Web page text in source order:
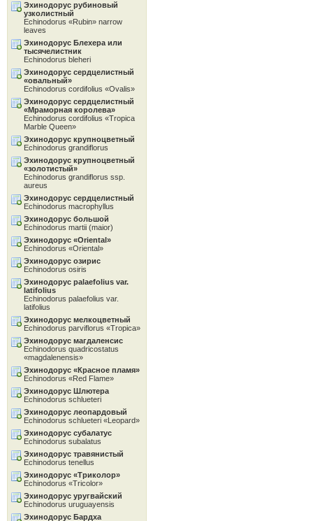
Эхинодорус рубиновый
узколистный
Echinodorus «Rubin» narrow
leaves
Эхинодорус Блехера или
тысячелистник
Echinodorus bleheri
Эхинодорус сердцелистный
«овальный»
Echinodorus cordifolius «Ovalis»
Эхинодорус сердцелистный
«Мраморная королева»
Echinodorus cordifolius «Tropica
Marble Queen»
Эхинодорус крупноцветный
Echinodorus grandiflorus
Эхинодорус крупноцветный
«золотистый»
Echinodorus grandiflorus ssp.
aureus
Эхинодорус сердцелистный
Echinodorus macrophyllus
Эхинодорус большой
Echinodorus martii (maior)
Эхинодорус «Oriental»
Echinodorus «Oriental»
Эхинодорус озирис
Echinodorus osiris
Эхинодорус palaefolius var.
latifolius
Echinodorus palaefolius var.
latifolius
Эхинодорус мелкоцветный
Echinodorus parviflorus «Tropica»
Эхинодорус магдаленсис
Echinodorus quadricostatus
«magdalenensis»
Эхинодорус «Красное пламя»
Echinodorus «Red Flame»
Эхинодорус Шлютера
Echinodorus schlueteri
Эхинодорус леопардовый
Echinodorus schlueteri «Leopard»
Эхинодорус субалатус
Echinodorus subalatus
Эхинодорус травянистый
Echinodorus tenellus
Эхинодорус «Tриколор»
Echinodorus «Tricolor»
Эхинодорус уругвайский
Echinodorus uruguayensis
Эхинодорус Бардха